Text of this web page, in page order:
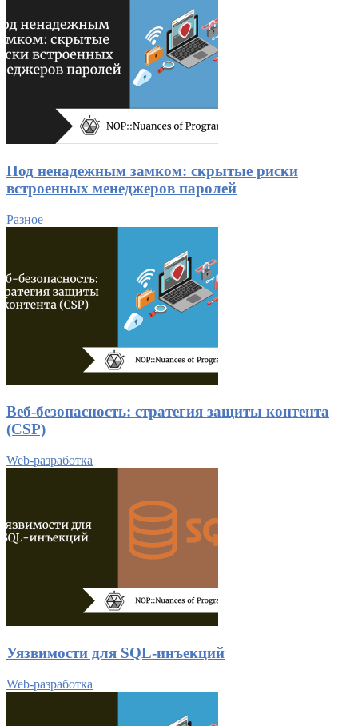
Под ненадежным замком: скрытые риски
встроенных менеджеров паролей
Разное
Веб-безопасность: стратегия защиты контента
(CSP)
Web-разработка
Уязвимости для SQL-инъекций
Web-разработка